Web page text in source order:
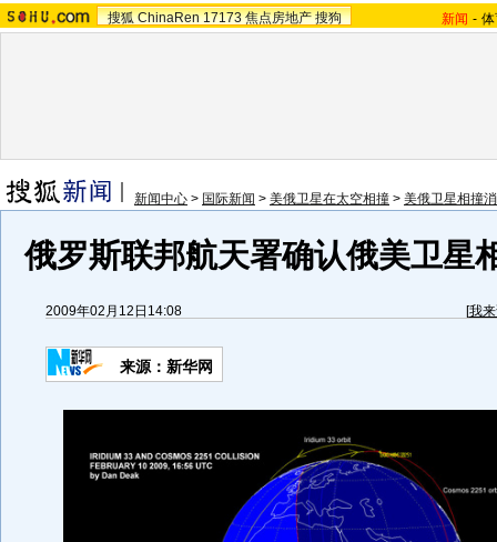
搜狐 ChinaRen 17173 焦点房地产 搜狗 新闻 -
新闻中心 > 国际新闻 > 美俄卫星在太空相撞 > 美俄卫星相撞
俄罗斯联邦航天署确认俄美卫星
2009年02月12日14:08 [我
来源：新华网